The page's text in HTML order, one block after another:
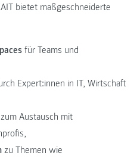
bietet maßgeschneiderte
für Teams und
Expert:innen in IT, Wirtschaft
zum Austausch mit
zu Themen wie